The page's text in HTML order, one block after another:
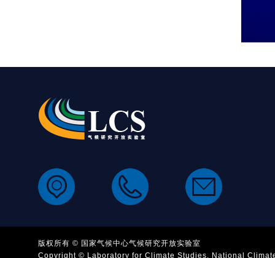
版权所有 © 国家气候中心气候研究开放实验室
Copyright © Laboratory for Climate Studies, National